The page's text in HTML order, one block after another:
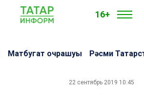
16+
Матбугат очрашуы Рәсми
22 сентябрь 2019 10:45